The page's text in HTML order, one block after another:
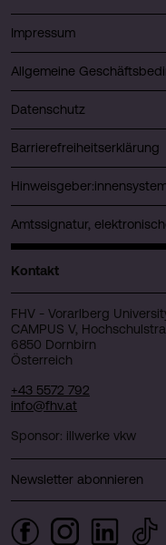
Impressum
Allgemeine
Datenschutz
Barrierefreiheitserklärung
Amtssignatur,
Kontakt
FHV - Vorarlberg
CAMPUS V,
6850 Dornbirn
Österreich
+43 5572 792
info@fhv.at
Sponsor: illwerke vkw
Newsletter abonnieren